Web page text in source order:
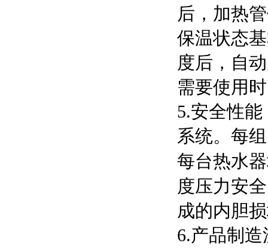
后，加热
保温状态
度后，自
需要使用
5.安全性
系统。每
每台热水
度压力安
成的内胆
6.产品制